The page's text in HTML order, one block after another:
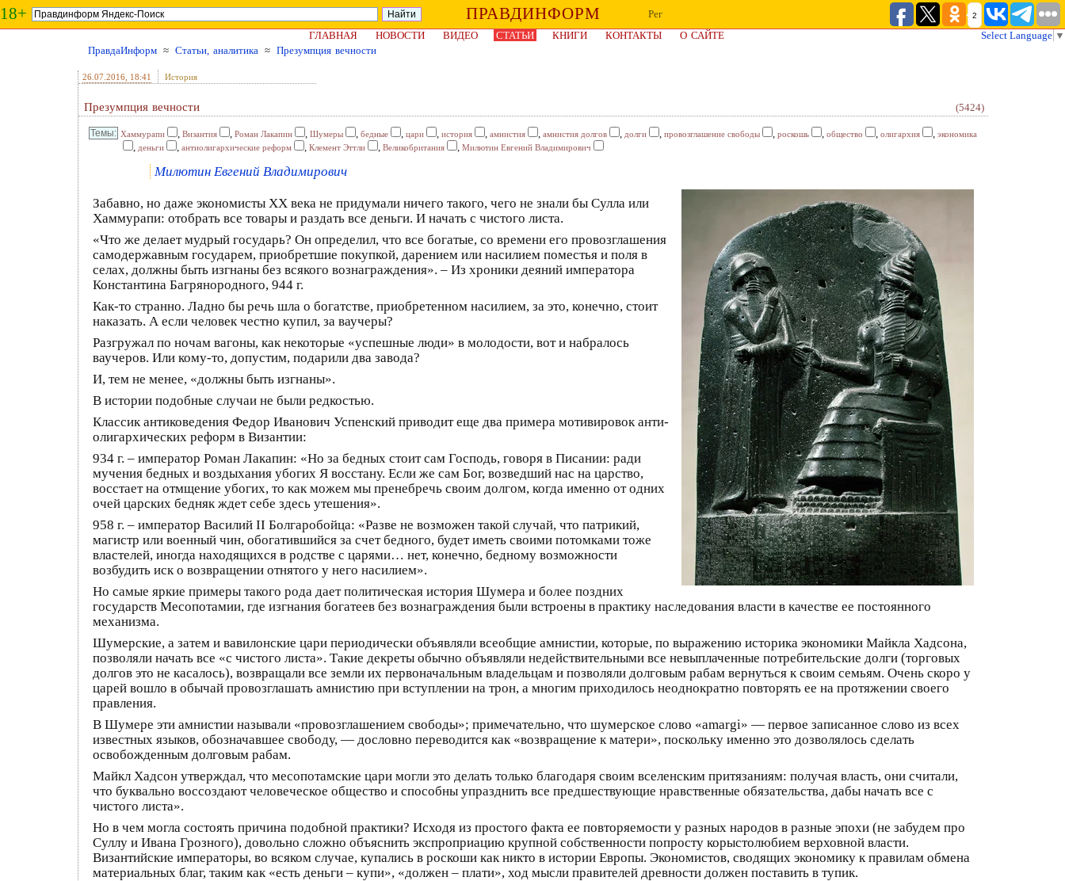
18+ ПРАВДИНФОРМ Рег 2
ГЛАВНАЯ НОВОСТИ ВИДЕО СТАТЬИ КНИГИ КОНТАКТЫ О САЙТЕ Select Language ▼
ПравдаИнформ ≈ Статьи, аналитика ≈ Презумпция вечности
26.07.2016 , 18:41 История
Презумпция вечности (5424)
Хаммурапи , Византия , Роман Лакапин , Шумеры , бедные , цари , история , амнистия , амнистия долгов , долги , провозглашение свободы , роскошь , общество , олигархия , экономика
, деньги , антиолигархические реформ , Клемент Эттли , Великобритания , Милютин Евгений Владимирович
Милютин Евгений Владимирович
Забавно, но даже экономисты XX века не придумали ничего такого, чего не знали бы Сулла или
Хаммурапи: отобрать все товары и раздать все деньги. И начать с чистого листа.
«Что же делает мудрый государь? Он определил, что все богатые, со времени его провозглашения
самодержавным государем, приобретшие покупкой, дарением или насилием поместья и поля в
селах, должны быть изгнаны без всякого вознаграждения». – Из хроники деяний императора
Константина Багрянородного, 944 г.
Как-то странно. Ладно бы речь шла о богатстве, приобретенном насилием, за это, конечно, стоит
наказать. А если человек честно купил, за ваучеры?
Разгружал по ночам вагоны, как некоторые «успешные люди» в молодости, вот и набралось
ваучеров. Или кому-то, допустим, подарили два завода?
И, тем не менее, «должны быть изгнаны».
В истории подобные случаи не были редкостью.
Классик антиковедения Федор Иванович Успенский приводит еще два примера мотивировок анти-
олигархических реформ в Византии:
934 г. – император Роман Лакапин: «Но за бедных стоит сам Господь, говоря в Писании: ради
мучения бедных и воздыхания убогих Я восстану. Если же сам Бог, возведший нас на царство,
восстает на отмщение убогих, то как можем мы пренебречь своим долгом, когда именно от одних
очей царских бедняк ждет себе здесь утешения».
958 г. – император Василий II Болгаробойца: «Разве не возможен такой случай, что патрикий,
магистр или военный чин, обогатившийся за счет бедного, будет иметь своими потомками тоже
властелей, иногда находящихся в родстве с царями… нет, конечно, бедному возможности
возбудить иск о возвращении отнятого у него насилием».
Но самые яркие примеры такого рода дает политическая история Шумера и более поздних
государств Месопотамии, где изгнания богатеев без вознаграждения были встроены в практику наследования власти в качестве ее постоянного
механизма.
Шумерские, а затем и вавилонские цари периодически объявляли всеобщие амнистии, которые, по выражению историка экономики Майкла Хадсона,
позволяли начать все «с чистого листа». Такие декреты обычно объявляли недействительными все невыплаченные потребительские долги (торговых
долгов это не касалось), возвращали все земли их первоначальным владельцам и позволяли долговым рабам вернуться к своим семьям. Очень скоро у
царей вошло в обычай провозглашать амнистию при вступлении на трон, а многим приходилось неоднократно повторять ее на протяжении своего
правления.
В Шумере эти амнистии называли «провозглашением свободы»; примечательно, что шумерское слово «amargi» — первое записанное слово из всех
известных языков, обозначавшее свободу, — дословно переводится как «возвращение к матери», поскольку именно это дозволялось сделать
освобожденным долговым рабам.
Майкл Хадсон утверждал, что месопотамские цари могли это делать только благодаря своим вселенским притязаниям: получая власть, они считали,
что буквально воссоздают человеческое общество и способны упразднить все предшествующие нравственные обязательства, дабы начать все с
чистого листа».
Но в чем могла состоять причина подобной практики? Исходя из простого факта ее повторяемости у разных народов в разные эпохи (не забудем про
Суллу и Ивана Грозного), довольно сложно объяснить экспроприацию крупной собственности попросту корыстолюбием верховной власти.
Византийские императоры, во всяком случае, купались в роскоши как никто в истории Европы. Экономистов, сводящих экономику к правилам обмена
материальных благ, таким как «есть деньги – купи», «должен – плати», ход мысли правителей древности должен поставить в тупик.